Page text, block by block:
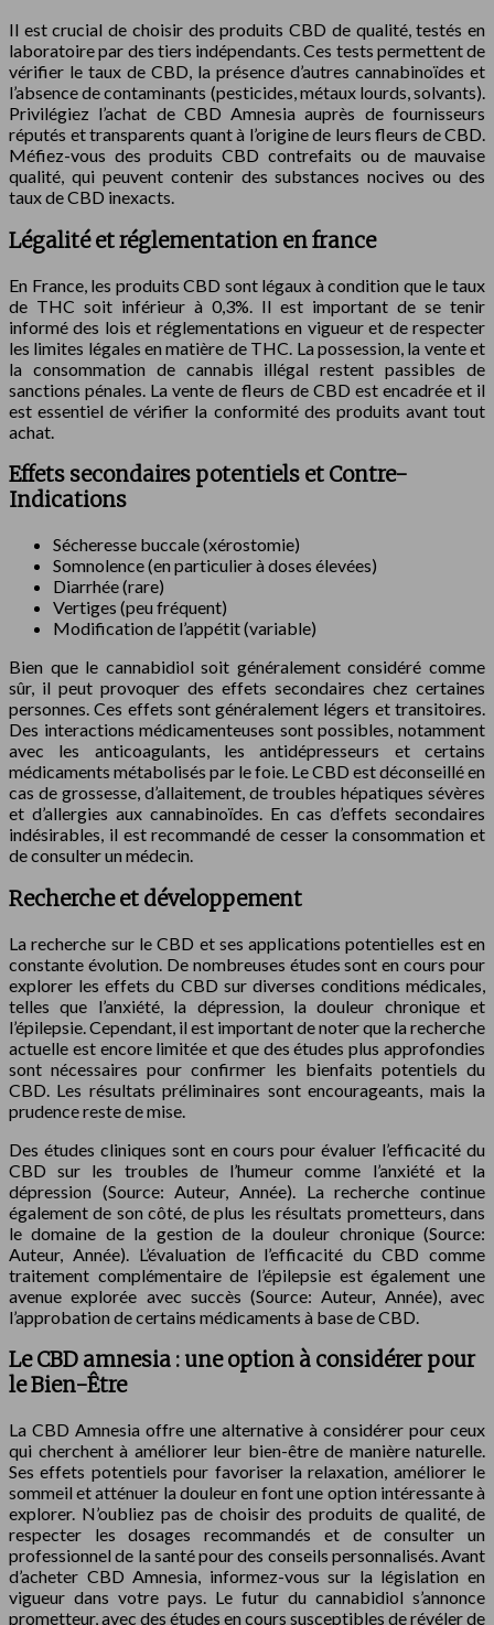
Il est crucial de choisir des produits CBD de qualité, testés en
laboratoire par des tiers indépendants. Ces tests permettent de
vérifier le taux de CBD, la présence d’autres cannabinoïdes et
l’absence de contaminants (pesticides, métaux lourds, solvants).
Privilégiez l’achat de CBD Amnesia auprès de fournisseurs
réputés et transparents quant à l’origine de leurs fleurs de CBD.
Méfiez-vous des produits CBD contrefaits ou de mauvaise
qualité, qui peuvent contenir des substances nocives ou des
taux de CBD inexacts.
Légalité et réglementation en france
En France, les produits CBD sont légaux à condition que le taux
de THC soit inférieur à 0,3%. Il est important de se tenir
informé des lois et réglementations en vigueur et de respecter
les limites légales en matière de THC. La possession, la vente et
la consommation de cannabis illégal restent passibles de
sanctions pénales. La vente de fleurs de CBD est encadrée et il
est essentiel de vérifier la conformité des produits avant tout
achat.
Effets secondaires potentiels et Contre-
Indications
Sécheresse buccale (xérostomie)
Somnolence (en particulier à doses élevées)
Diarrhée (rare)
Vertiges (peu fréquent)
Modification de l’appétit (variable)
Bien que le cannabidiol soit généralement considéré comme
sûr, il peut provoquer des effets secondaires chez certaines
personnes. Ces effets sont généralement légers et transitoires.
Des interactions médicamenteuses sont possibles, notamment
avec les anticoagulants, les antidépresseurs et certains
médicaments métabolisés par le foie. Le CBD est déconseillé en
cas de grossesse, d’allaitement, de troubles hépatiques sévères
et d’allergies aux cannabinoïdes. En cas d’effets secondaires
indésirables, il est recommandé de cesser la consommation et
de consulter un médecin.
Recherche et développement
La recherche sur le CBD et ses applications potentielles est en
constante évolution. De nombreuses études sont en cours pour
explorer les effets du CBD sur diverses conditions médicales,
telles que l’anxiété, la dépression, la douleur chronique et
l’épilepsie. Cependant, il est important de noter que la recherche
actuelle est encore limitée et que des études plus approfondies
sont nécessaires pour confirmer les bienfaits potentiels du
CBD. Les résultats préliminaires sont encourageants, mais la
prudence reste de mise.
Des études cliniques sont en cours pour évaluer l’efficacité du
CBD sur les troubles de l’humeur comme l’anxiété et la
dépression (Source: Auteur, Année). La recherche continue
également de son côté, de plus les résultats prometteurs, dans
le domaine de la gestion de la douleur chronique (Source:
Auteur, Année). L’évaluation de l’efficacité du CBD comme
traitement complémentaire de l’épilepsie est également une
avenue explorée avec succès (Source: Auteur, Année), avec
l’approbation de certains médicaments à base de CBD.
Le CBD amnesia : une option à considérer pour
le Bien-Être
La CBD Amnesia offre une alternative à considérer pour ceux
qui cherchent à améliorer leur bien-être de manière naturelle.
Ses effets potentiels pour favoriser la relaxation, améliorer le
sommeil et atténuer la douleur en font une option intéressante à
explorer. N’oubliez pas de choisir des produits de qualité, de
respecter les dosages recommandés et de consulter un
professionnel de la santé pour des conseils personnalisés. Avant
d’acheter CBD Amnesia, informez-vous sur la législation en
vigueur dans votre pays. Le futur du cannabidiol s’annonce
prometteur, avec des études en cours susceptibles de révéler de